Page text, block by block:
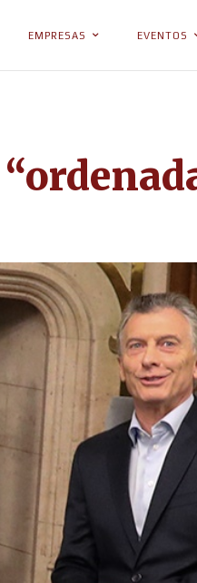
EMPRESAS EVENTOS